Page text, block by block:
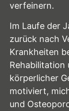
verfeinern.
Im Laufe der
zurück nach
Krankheiten
Rehabilitation
körperlicher
motiviert,
und